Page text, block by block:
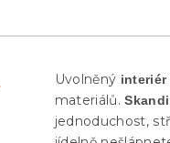
Uvolněný
materiálů.
jednoduchost,